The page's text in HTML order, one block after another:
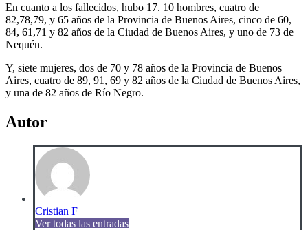
En cuanto a los fallecidos, hubo 17. 10 hombres, cuatro de
82,78,79, y 65 años de la Provincia de Buenos Aires, cinco de 60,
84, 61,71 y 82 años de la Ciudad de Buenos Aires, y uno de 73 de
Nequén.
Y, siete mujeres, dos de 70 y 78 años de la Provincia de Buenos
Aires, cuatro de 89, 91, 69 y 82 años de la Ciudad de Buenos Aires,
y una de 82 años de Río Negro.
Autor
Cristian F
Ver todas las entradas